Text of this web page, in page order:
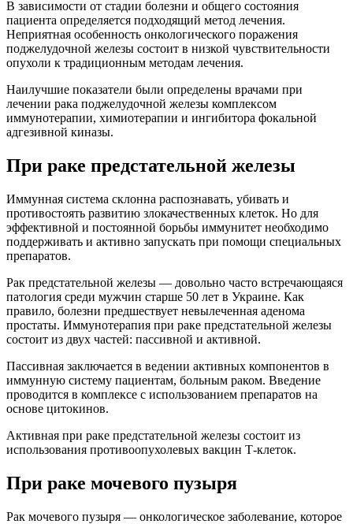
В зависимости от стадии болезни и общего состояния
пациента определяется подходящий метод лечения.
Неприятная особенность онкологического поражения
поджелудочной железы состоит в низкой чувствительности
опухоли к традиционным методам лечения.
Наилучшие показатели были определены врачами при
лечении рака поджелудочной железы комплексом
иммунотерапии, химиотерапии и ингибитора фокальной
адгезивной киназы.
При раке предстательной железы
Иммунная система склонна распознавать, убивать и
противостоять развитию злокачественных клеток. Но для
эффективной и постоянной борьбы иммунитет необходимо
поддерживать и активно запускать при помощи специальных
препаратов.
Рак предстательной железы — довольно часто встречающаяся
патология среди мужчин старше 50 лет в Украине. Как
правило, болезни предшествует невылеченная аденома
простаты. Иммунотерапия при раке предстательной железы
состоит из двух частей: пассивной и активной.
Пассивная заключается в ведении активных компонентов в
иммунную систему пациентам, больным раком. Введение
проводится в комплексе с использованием препаратов на
основе цитокинов.
Активная при раке предстательной железы состоит из
использования противоопухолевых вакцин Т-клеток.
При раке мочевого пузыря
Рак мочевого пузыря — онкологическое заболевание, которое